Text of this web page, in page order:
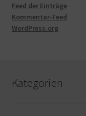
Feed der Einträge
Kommentar-Feed
WordPress.org
Kategorien